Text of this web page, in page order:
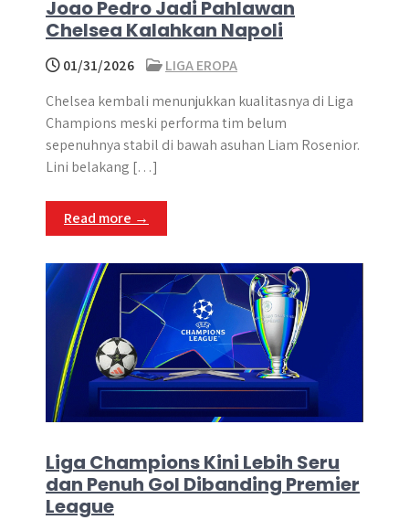
Joao Pedro Jadi Pahlawan
Chelsea Kalahkan Napoli
01/31/2026
LIGA EROPA
Chelsea kembali menunjukkan kualitasnya di Liga
Champions meski performa tim belum
sepenuhnya stabil di bawah asuhan Liam Rosenior.
Lini belakang […]
Read more →
Liga Champions Kini Lebih Seru
dan Penuh Gol Dibanding Premier
League